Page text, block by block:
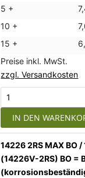
5 +
10 +
15 +
Preise inkl. MwSt.
zzgl. Versandkosten
IN DEN
14226 2RS MAX BO /
(14226V-2RS) BO =